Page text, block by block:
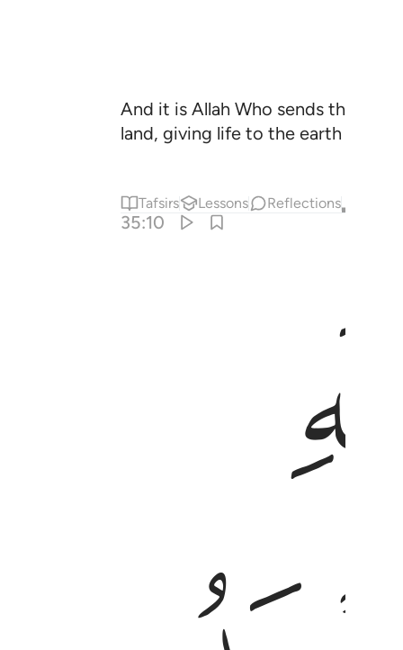
And it is Allah Who sends the
land, giving life to the earth after
Tafsirs Lessons Reflections
35:10
ﲰ